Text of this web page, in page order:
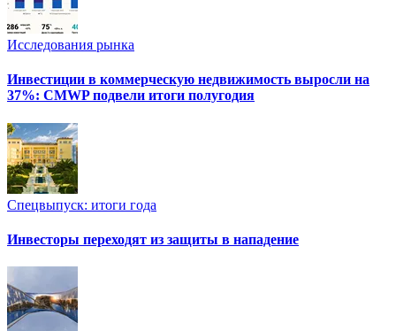
Исследования рынка
Инвестиции в коммерческую недвижимость выросли на
37%: CMWP подвели итоги полугодия
Спецвыпуск: итоги года
Инвесторы переходят из защиты в нападение